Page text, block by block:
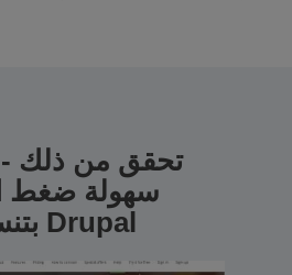
تحقق من ذلك
سهولة ضغط
بتنسيق Drupal